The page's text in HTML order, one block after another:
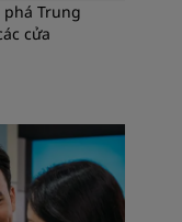
Trung
cửa